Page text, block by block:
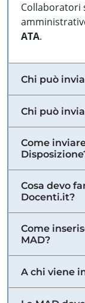
Collaboratori
ATA.
Chi può
Chi può
Come
Cosa devo
Docenti.it?
Come
MAD?
A chi viene